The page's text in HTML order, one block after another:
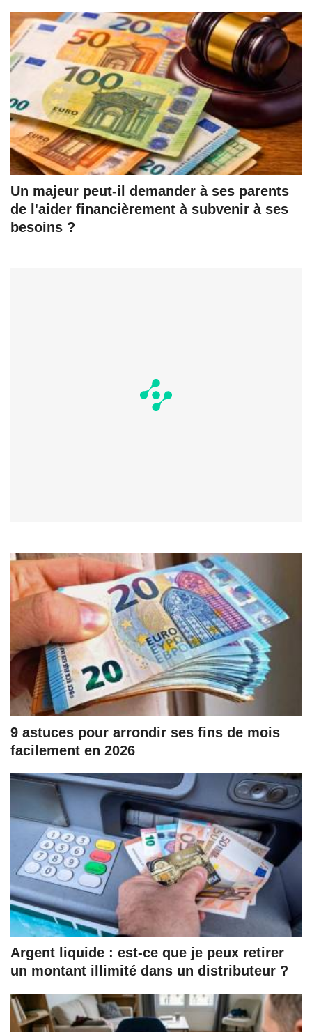
Un majeur peut-il demander à ses parents
de l'aider financièrement à subvenir à ses
besoins ?
9 astuces pour arrondir ses fins de mois
facilement en 2026
Argent liquide : est-ce que je peux retirer
un montant illimité dans un distributeur ?